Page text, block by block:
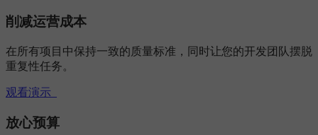
削减运营成本
在所有项目中保持一致的质量标准，同时让您的开发团队摆脱
重复性任务。
观看演示
放心预算